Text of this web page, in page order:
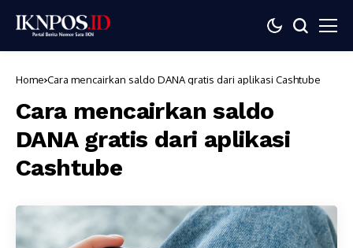
Home Cara mencairkan saldo DANA gratis dari aplikasi Cashtube
Cara mencairkan saldo
DANA gratis dari aplikasi
Cashtube